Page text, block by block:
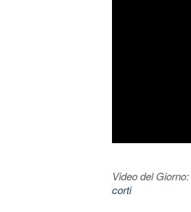
Video del Giorno:
corti